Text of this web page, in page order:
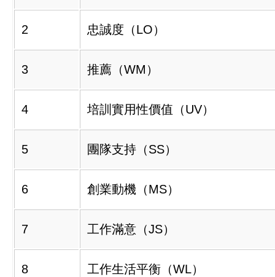
2 忠誠度（LO）
3 推薦（WM）
4 培訓實用性價值（UV）
5 團隊支持（SS）
6 創業動機（MS）
7 工作滿意（JS）
8 工作生活平衡（WL）